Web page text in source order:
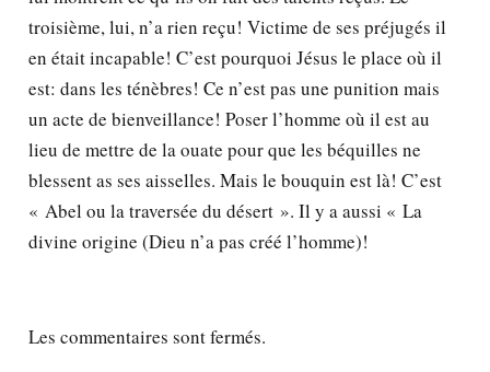
troisième, lui, n’a rien reçu! Victime de ses préjugés il
en était incapable! C’est pourquoi Jésus le place où il
est: dans les ténèbres! Ce n’est pas une punition mais
un acte de bienveillance! Poser l’homme où il est au
lieu de mettre de la ouate pour que les béquilles ne
blessent as ses aisselles. Mais le bouquin est là! C’est
« Abel ou la traversée du désert ». Il y a aussi « La
divine origine (Dieu n’a pas créé l’homme)!
Les commentaires sont fermés.